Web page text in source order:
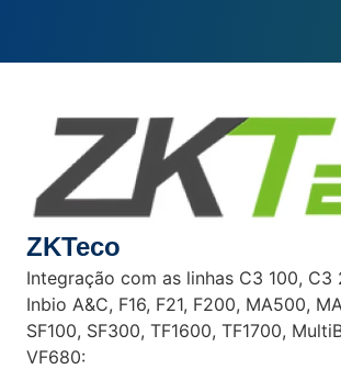
ZKTeco
Integração com as linhas C3 100, C3
Inbio A&C, F16, F21, F200, MA500,
SF100, SF300, TF1600, TF1700,
VF680: